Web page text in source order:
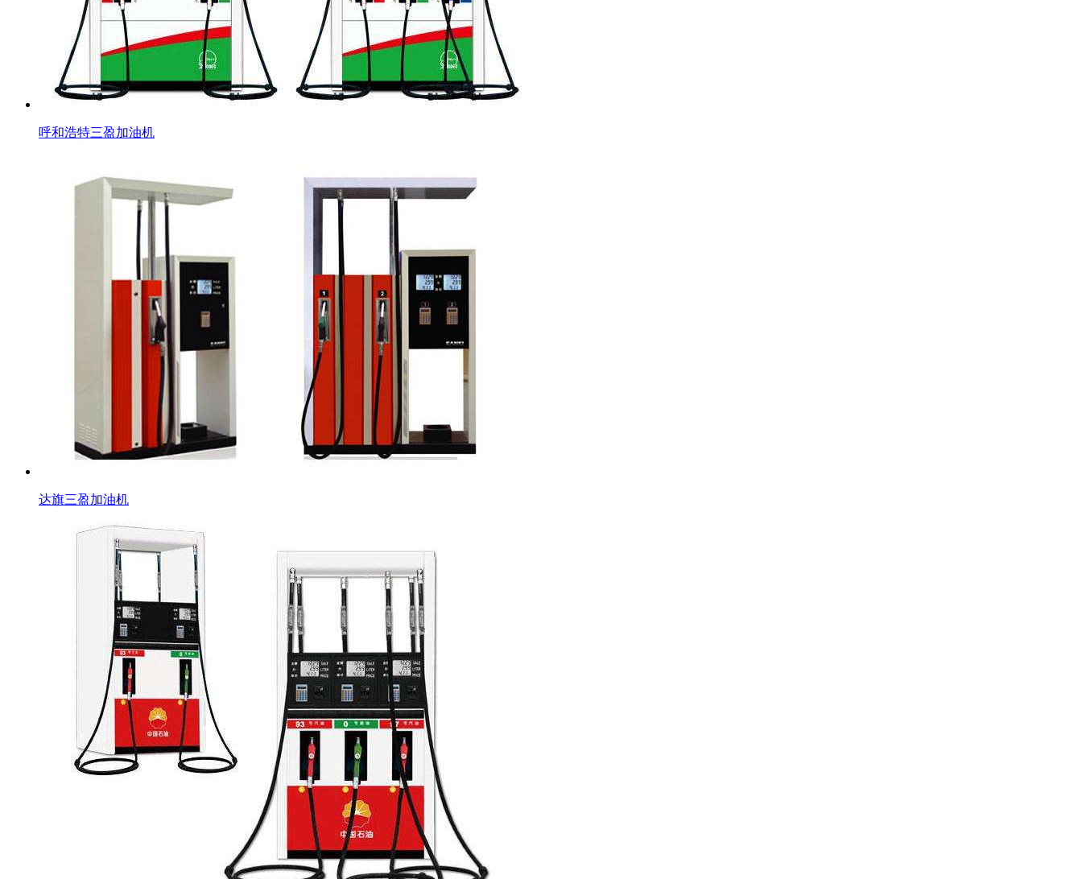
呼和浩特三盈加油机
达旗三盈加油机